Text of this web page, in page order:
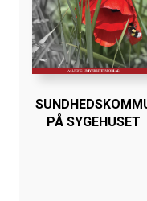
PÅ SYGEHUSET